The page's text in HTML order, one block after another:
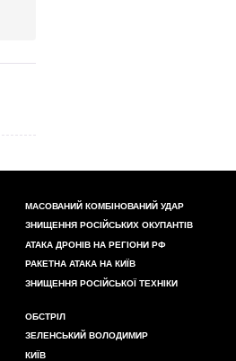
МАСОВАНИЙ КОМБІНОВАНИЙ УДАР
ЗНИЩЕННЯ РОСІЙСЬКИХ ОКУПАНТІВ
АТАКА ДРОНІВ НА РЕГІОНИ РФ
РАКЕТНА АТАКА НА КИЇВ
ЗНИЩЕННЯ РОСІЙСЬКОЇ ТЕХНІКИ
ОБСТРІЛ
ЗЕЛЕНСЬКИЙ ВОЛОДИМИР
КИЇВ